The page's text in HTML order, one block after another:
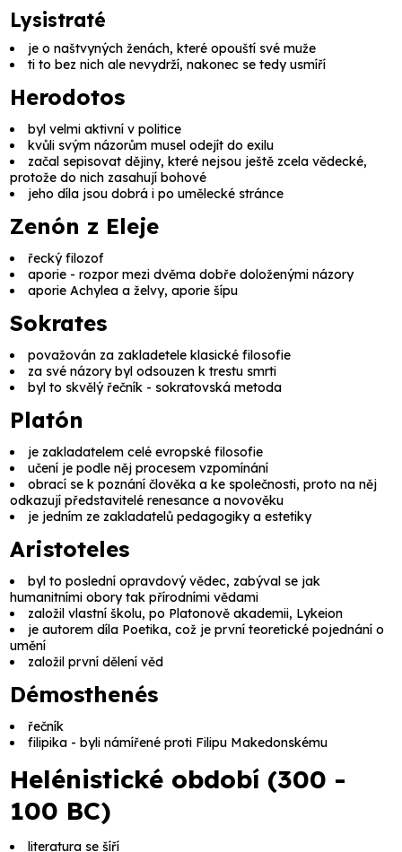
Lysistraté
je o naštvyných ženách, které opouští své muže
ti to bez nich ale nevydrží, nakonec se tedy usmíří
Herodotos
byl velmi aktivní v politice
kvůli svým názorům musel odejít do exilu
začal sepisovat dějiny, které nejsou ještě zcela vědecké,
protože do nich zasahují bohové
jeho díla jsou dobrá i po umělecké stránce
Zenón z Eleje
řecký filozof
aporie - rozpor mezi dvěma dobře doloženými názory
aporie Achylea a želvy, aporie šípu
Sokrates
považován za zakladetele klasické filosofie
za své názory byl odsouzen k trestu smrti
byl to skvělý řečník - sokratovská metoda
Platón
je zakladatelem celé evropské filosofie
učení je podle něj procesem vzpomínání
obrací se k poznání člověka a ke společnosti, proto na něj
odkazují představitelé renesance a novověku
je jedním ze zakladatelů pedagogiky a estetiky
Aristoteles
byl to poslední opravdový vědec, zabýval se jak
humanitními obory tak přírodními vědami
založil vlastní školu, po Platonově akademii, Lykeion
je autorem díla Poetika, což je první teoretické pojednání o
umění
založil první dělení věd
Démosthenés
řečník
filipika - byli námířené proti Filipu Makedonskému
Helénistické období (300 -
100 BC)
literatura se šíří